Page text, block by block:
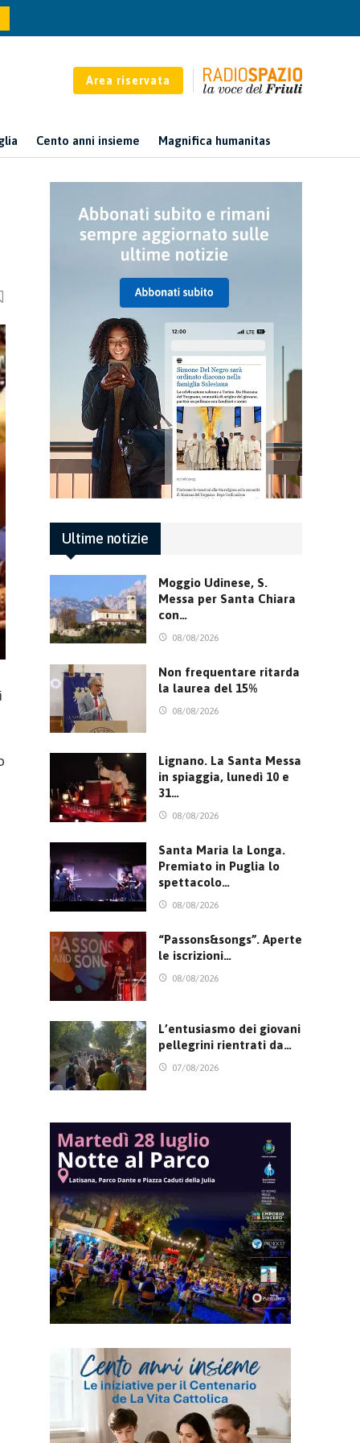
Area riservata
Cento anni insieme Magnifica humanitas
Ultime notizie
Moggio Udinese, S.
Messa per Santa Chiara
con…
08/08/2026
Non frequentare ritarda
la laurea del 15%
08/08/2026
Lignano. La Santa Messa
in spiaggia, lunedì 10 e
31…
08/08/2026
Santa Maria la Longa.
Premiato in Puglia lo
spettacolo…
08/08/2026
“Passons&songs”. Aperte
le iscrizioni…
08/08/2026
L’entusiasmo dei giovani
pellegrini rientrati da…
07/08/2026